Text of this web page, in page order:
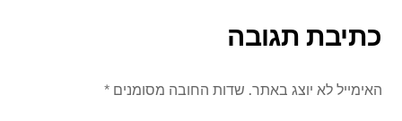
כתיבת תגובה
האימייל לא יוצג באתר. שדות החובה מסומנים*